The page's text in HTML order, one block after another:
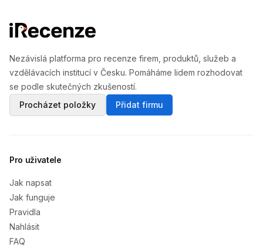
Nezávislá platforma pro recenze firem, produktů, služeb a
vzdělávacích institucí v Česku. Pomáháme lidem rozhodovat
se podle skutečných zkušeností.
Procházet položky
Přidat firmu
Pro uživatele
Jak napsat
Jak funguje
Pravidla
Nahlásit
FAQ